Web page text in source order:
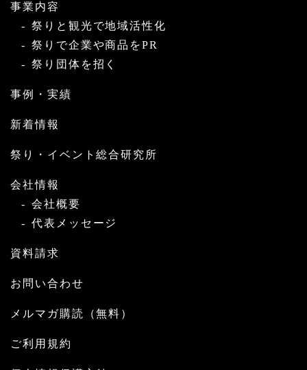
事業内容
祭りと観光で地域活性化
祭りで企業や商品をPR
祭り団体を招く
事例・実績
新着情報
祭り・イベント総合研究所
会社情報
会社概要
代表メッセージ
資料請求
お問い合わせ
メルマガ購読（無料）
ご利用規約